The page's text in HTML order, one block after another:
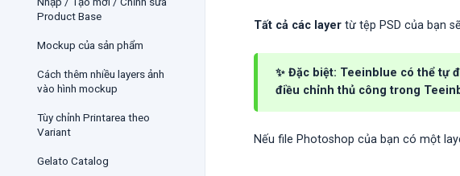
Product Base
Mockup của sản phẩm
Cách thêm nhiều layers ảnh
vào hình mockup
Tùy chỉnh Printarea theo
Variant
Gelato Catalog
Tất cả các layer từ tệp PSD của bạn
✨ Đặc biệt: Teeinblue có thểtự
điều chỉnh thủ công trong
Nếu file Photoshop của bạn có một